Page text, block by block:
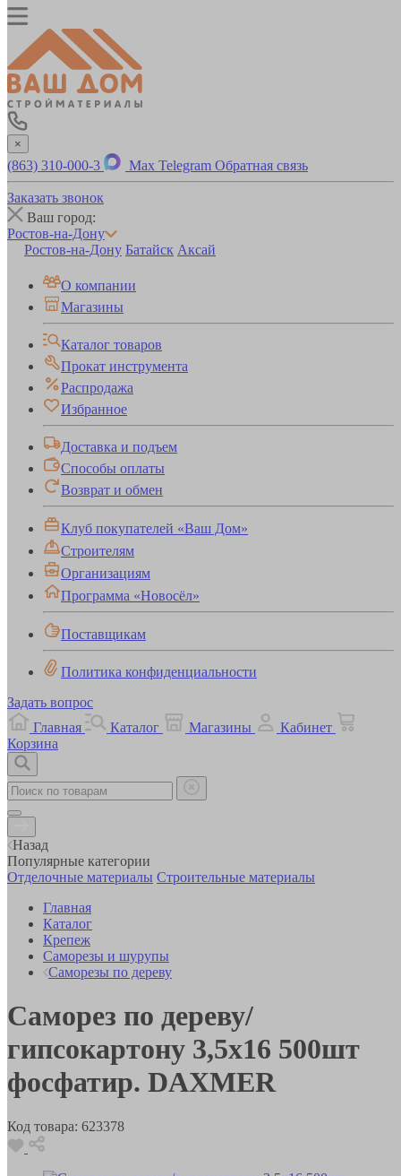
×
(863) 310-000-3 Max Telegram Обратная связь
Заказать звонок
Ваш город:
Ростов-на-Дону
Ростов-на-Дону Батайск Аксай
О компании
Магазины
Каталог товаров
Прокат инструмента
Распродажа
Избранное
Доставка и подъем
Способы оплаты
Возврат и обмен
Клуб покупателей «Ваш Дом»
Строителям
Организациям
Программа «Новосёл»
Поставщикам
Политика конфиденциальности
Задать вопрос
Главная
Каталог Магазины
Кабинет
Корзина
Назад
Популярные категории
Отделочные материалы Строительные материалы
Главная
Каталог
Крепеж
Саморезы и шурупы
Саморезы по дереву
Саморез по дереву/
гипсокартону 3,5х16 500шт
фосфатир. DAXMER
Код товара: 623378